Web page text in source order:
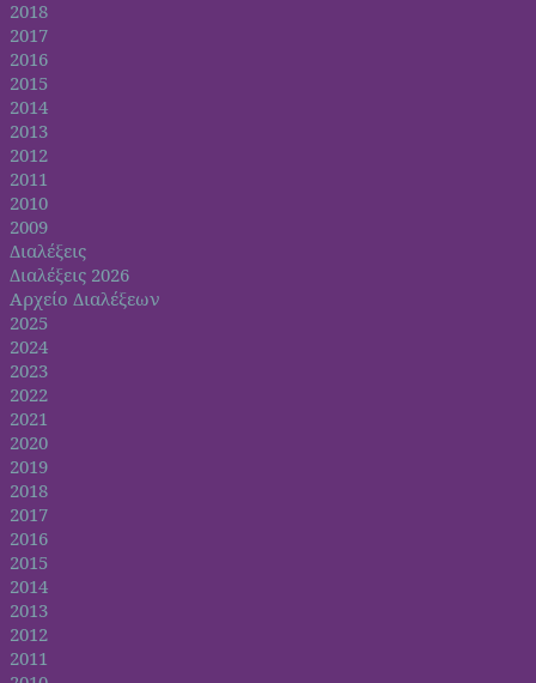
2018
2017
2016
2015
2014
2013
2012
2011
2010
2009
Διαλέξεις
Διαλέξεις 2026
Αρχείο Διαλέξεων
2025
2024
2023
2022
2021
2020
2019
2018
2017
2016
2015
2014
2013
2012
2011